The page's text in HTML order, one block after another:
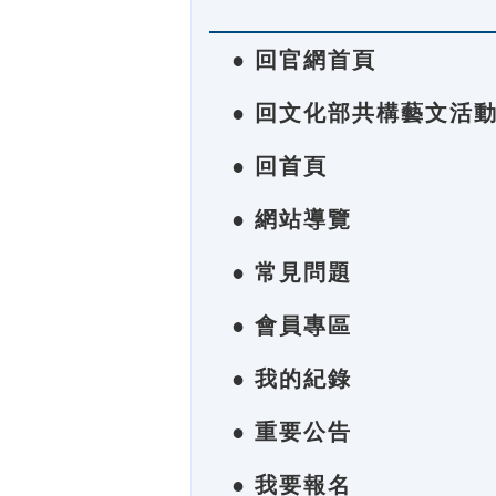
● 回官網首頁
● 回文化部共構藝文活
● 回首頁
● 網站導覽
● 常見問題
● 會員專區
● 我的紀錄
● 重要公告
● 我要報名